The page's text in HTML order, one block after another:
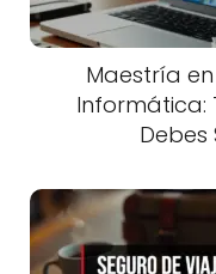
Maestría
Informática:
Debes